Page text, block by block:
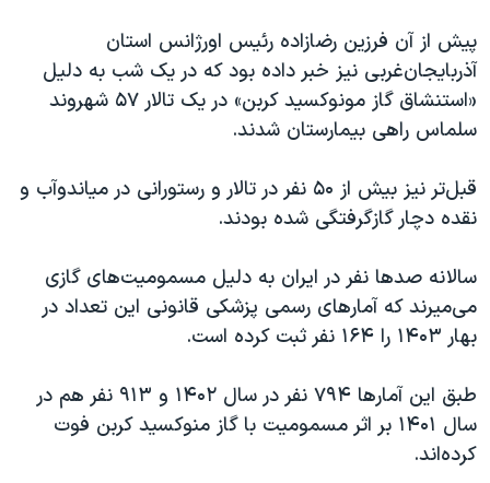
پیش از آن فرزین رضازاده رئیس اورژانس استان
آذربایجان‌غربی نیز خبر داده بود که در یک شب به دلیل
«استنشاق گاز مونوکسید کربن» در یک تالار ۵۷ شهروند
سلماس راهی بیمارستان شدند.
قبل‌تر نیز بیش از ۵۰ نفر در تالار و رستورانی در میاندوآب و
نقده دچار گازگرفتگی شده بودند.
سالانه صدها نفر در ایران به دلیل مسمومیت‌های گازی
می‌میرند که آمارهای رسمی پزشکی قانونی این تعداد در
بهار ۱۴۰۳ را ۱۶۴ نفر ثبت کرده است.
طبق این آمارها ۷۹۴ نفر در سال ۱۴۰۲ و ۹۱۳ نفر هم در
سال ۱۴۰۱ بر اثر مسمومیت با گاز منوکسید کربن فوت
کرده‌اند.